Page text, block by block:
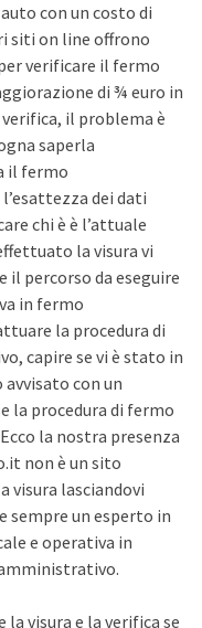
con un costo di
siti on line offrono
verificare il fermo
di ¾ euro in
il problema è
saperla
il fermo
dei dati
chi è è l’attuale
la visura vi
percorso da eseguire
in fermo
la procedura di
capire se vi è stato in
con un
la procedura di fermo
la nostra presenza
non è un sito
visura lasciandovi
sempre un esperto in
e operativa in
visura e la verifica se